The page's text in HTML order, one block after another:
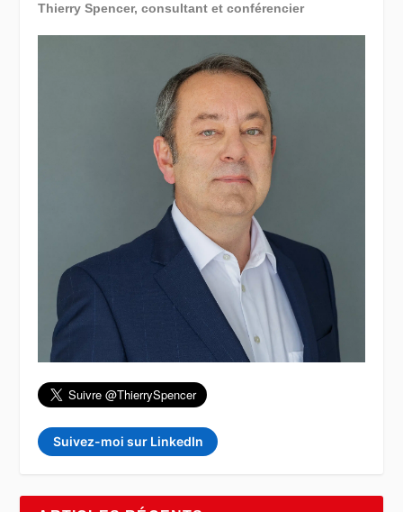
Thierry Spencer, consultant et conférencier
Suivez-moi sur LinkedIn